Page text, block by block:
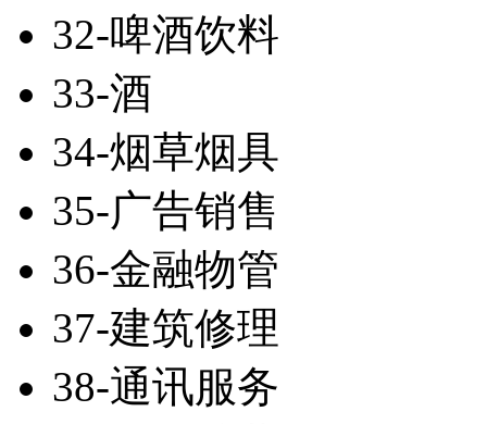
32-啤酒饮料
33-酒
34-烟草烟具
35-广告销售
36-金融物管
37-建筑修理
38-通讯服务